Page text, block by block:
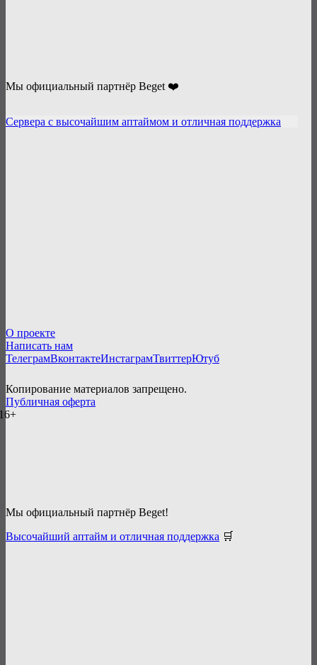
Мы официальный партнёр Beget ❤️
Сервера с высочайшим аптаймом и отличная поддержка
О проекте
Написать нам
ТелеграмВконтактеИнстаграмТвиттерЮтуб
Копирование материалов запрещено.
Публичная оферта
Мы официальный партнёр Beget!
Высочайший аптайм и отличная поддержка 🛒